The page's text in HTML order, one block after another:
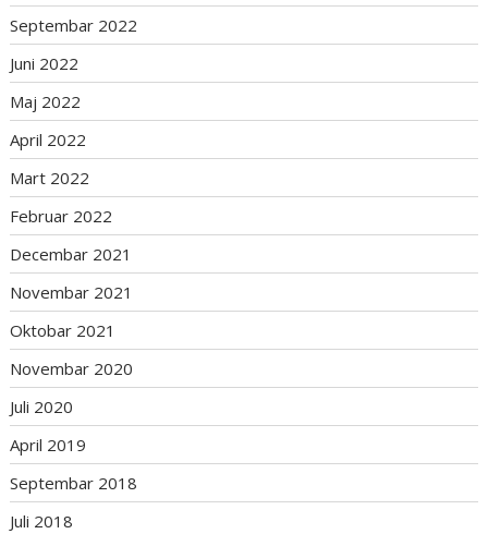
Septembar 2022
Juni 2022
Maj 2022
April 2022
Mart 2022
Februar 2022
Decembar 2021
Novembar 2021
Oktobar 2021
Novembar 2020
Juli 2020
April 2019
Septembar 2018
Juli 2018